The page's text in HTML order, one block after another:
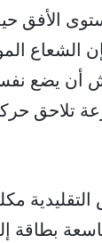
الأفق
الشعاع
أن يضع
تلاحق
بطاقة